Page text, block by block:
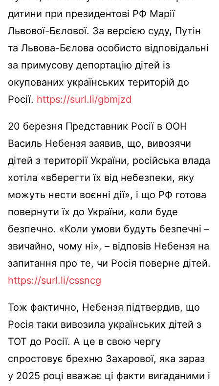
дитини при президентові РФ Марії
Львової-Бєлової. За версією суду, Путін
та Львова-Бєлова особисто відповідальні
за примусову депортацію дітей із
окупованих українських територій до
Росії. https://surl.li/gbmjzd
20 березня Представник Росії в ООН
Василь Небензя заявив, що, вивозячи
дітей з території України, російська влада
хотіла «вберегти їх від небезпеки, яку
можуть нести воєнні дії», і що РФ готова
повернути їх до України, коли буде
безпечно. «Коли умови будуть безпечні –
звичайно, чому ні», – відповів Небензя на
запитання про те, чи Росія поверне дітей.
https://surl.li/cssncg
Тож фактично, Небензя підтвердив, що
Росія таки вивозила українських дітей з
ТОТ до Росії. А це в свою чергу
спростовує брехню Захарової, яка зараз
у 2025 році вважає ці факти вигаданими і